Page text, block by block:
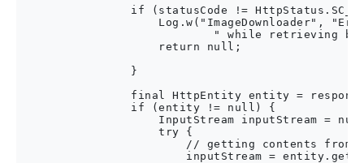
if (statusCode !=
Log.w("ImageDownloader",
" while retrieving
                    return null;
                }
final HttpEntity entity =
                if (entity != null) {
InputStream inputStream =
                    try {
// getting contents from
inputStream =